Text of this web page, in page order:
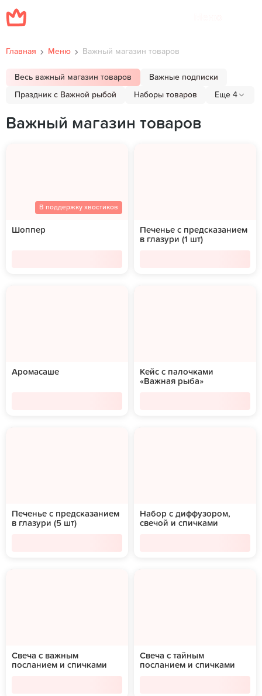
Главная Меню Важный магазин товаров
Весь важный магазин товаров Важные подписки
Праздник с Важной рыбой Наборы товаров Еще 4
Важный магазин товаров
В поддержку хвостиков
Шоппер
Печенье с предсказанием
в глазури (1 шт)
Аромасаше
Кейс с палочками
«Важная рыба»
Печенье с предсказанием
в глазури (5 шт)
Набор с диффузором,
свечой и спичками
Свеча с важным
посланием и спичками
Свеча с тайным
посланием и спичками